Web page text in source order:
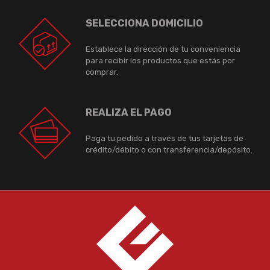
SELECCIONA DOMICILIO
Establece la dirección de tu conveniencia
para recibir los productos que estás por
comprar.
REALIZA EL PAGO
Paga tu pedido a través de tus tarjetas de
crédito/débito o con transferencia/depósito.